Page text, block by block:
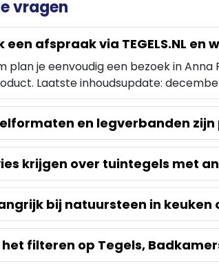
vragen
een afspraak via TEGELS.NL en
plan je eenvoudig een bezoek in Anna
Laatste inhoudsupdate:
en legverbanden zijn
krijgen over tuintegels met
bij natuursteen in keuken
filteren op Tegels,